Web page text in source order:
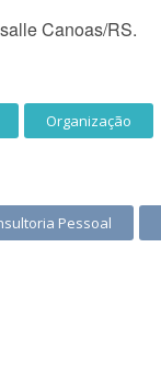
Canoas/RS.
Organização
Pessoal